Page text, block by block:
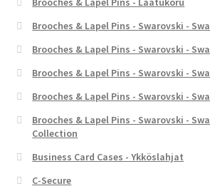
Brooches & Lapel Pins - Swarovski -
Brooches & Lapel Pins - Swarovski -
Brooches & Lapel Pins - Swarovski -
Brooches & Lapel Pins - Swarovski -
Brooches & Lapel Pins - Swarovski -
Collection
Business Card Cases - Ykköslahjat
C-Secure